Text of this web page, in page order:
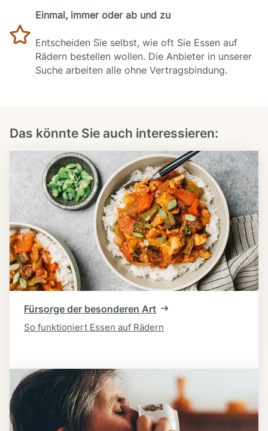
Einmal, immer oder ab und zu
Entscheiden Sie selbst, wie oft Sie Essen auf
Rädern bestellen wollen. Die Anbieter in unserer
Suche arbeiten alle ohne Vertragsbindung.
Das könnte Sie auch interessieren:
Fürsorge der besonderen Art
So funktioniert Essen auf Rädern